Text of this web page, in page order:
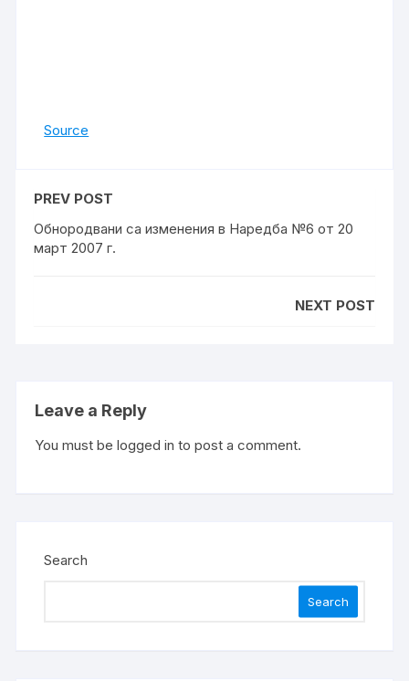
Source
PREV POST
Обнородвани са изменения в Наредба №6 от 20
март 2007 г.
NEXT POST
Leave a Reply
You must belogged in to post a comment.
Search
Search